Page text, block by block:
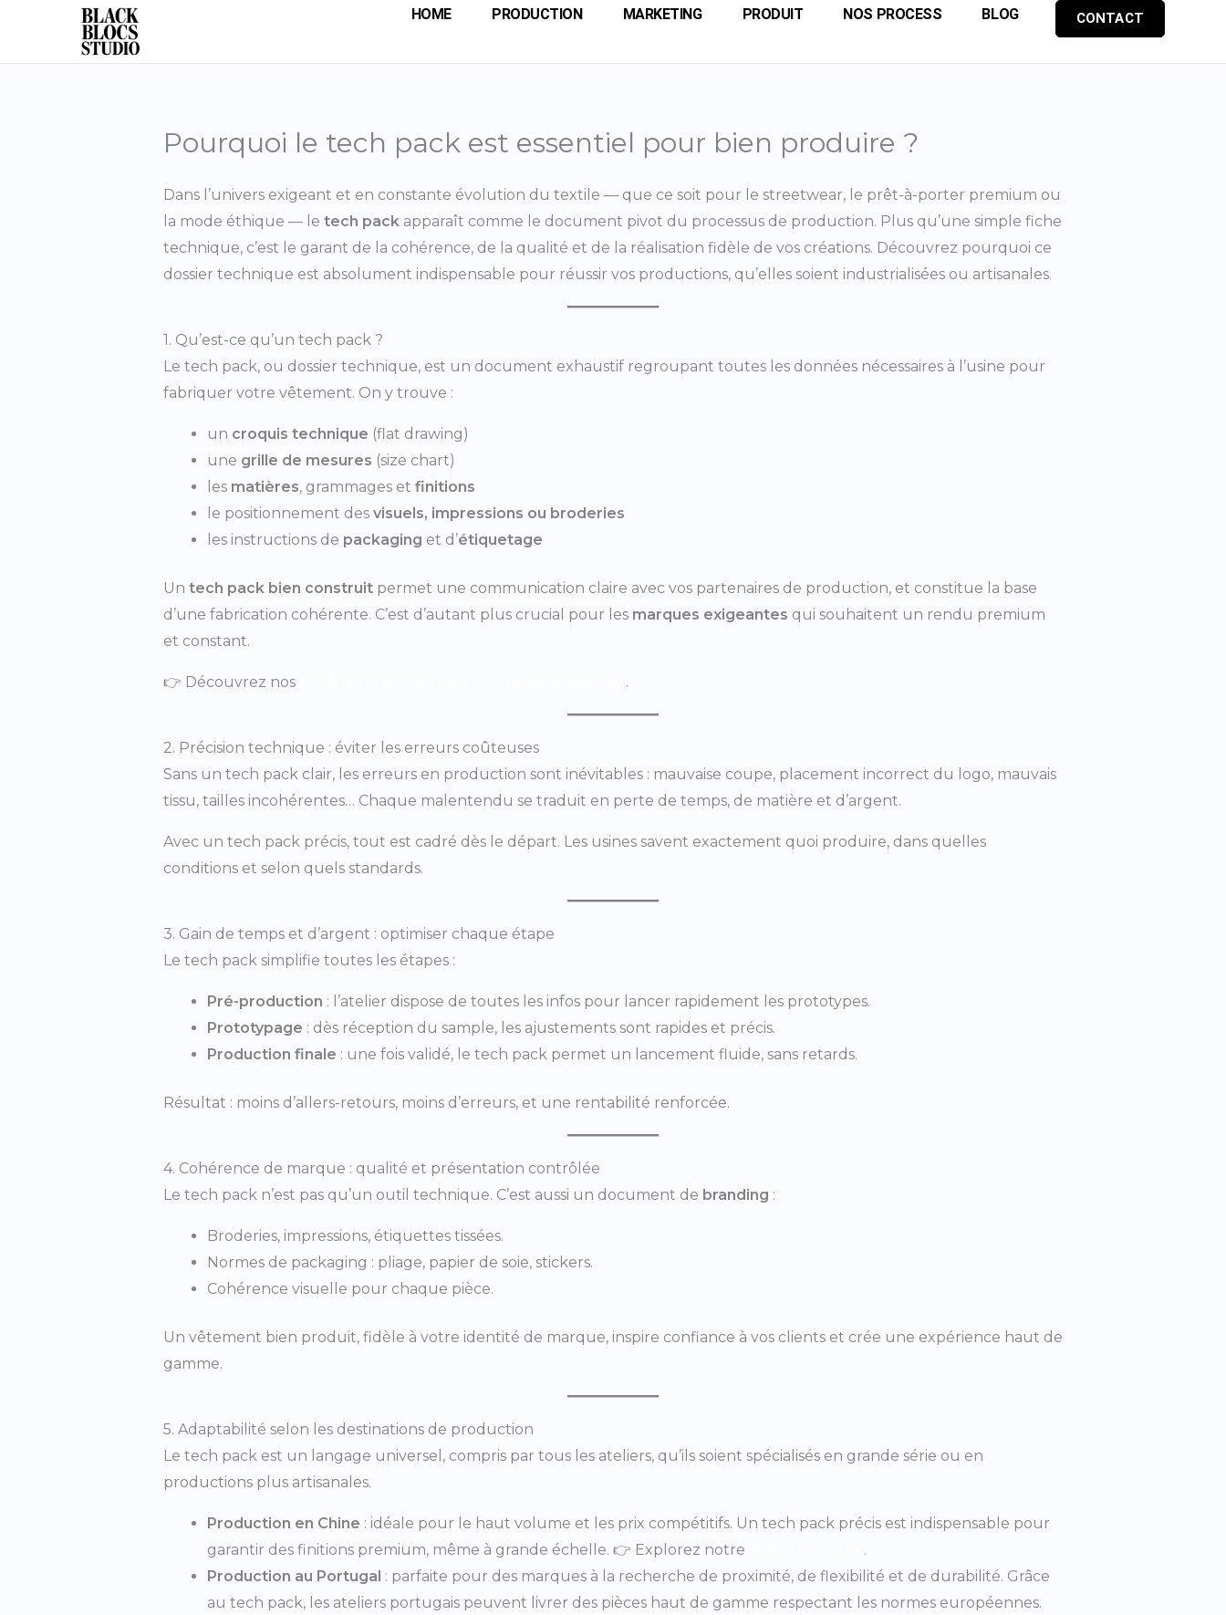
HOME PRODUCTION MARKETING PRODUIT NOS PROCESS BLOG CONTACT
Pourquoi le tech pack est essentiel pour bien produire ?
Dans l’univers exigeant et en constante évolution du textile — que ce soit pour le streetwear, le prêt-à-porter premium ou
la mode éthique — le tech packapparaît comme le document pivot du processus de production. Plus qu’une simple fiche
technique, c’est le garant de la cohérence, de la qualité et de la réalisation fidèle de vos créations. Découvrez pourquoi ce
dossier technique est absolument indispensable pour réussir vos productions, qu’elles soient industrialisées ou artisanales.
1. Qu’est-ce qu’un tech pack ?
Le tech pack, ou dossier technique, est un document exhaustif regroupant toutes les données nécessaires à l’usine pour
fabriquer votre vêtement. On y trouve :
un croquis technique (flat drawing)
une grille de mesures (size chart)
les matières, grammages et finitions
le positionnement des visuels, impressions ou broderies
les instructions de packaging et d’étiquetage
Un tech pack bien construitpermet une communication claire avec vos partenaires de production, et constitue la base
d’une fabrication cohérente. C’est d’autant plus crucial pour les marques exigeantes qui souhaitent un rendu premium
et constant.
👉 Découvrez nos .
2. Précision technique : éviter les erreurs coûteuses
Sans un tech pack clair, les erreurs en production sont inévitables : mauvaise coupe, placement incorrect du logo, mauvais
tissu, tailles incohérentes… Chaque malentendu se traduit en perte de temps, de matière et d’argent.
Avec un tech pack précis, tout est cadré dès le départ. Les usines savent exactement quoi produire, dans quelles
conditions et selon quels standards.
3. Gain de temps et d’argent : optimiser chaque étape
Le tech pack simplifie toutes les étapes :
Pré-production : l’atelier dispose de toutes les infos pour lancer rapidement les prototypes.
Prototypage : dès réception du sample, les ajustements sont rapides et précis.
Production finale : une fois validé, le tech pack permet un lancement fluide, sans retards.
Résultat : moins d’allers-retours, moins d’erreurs, et une rentabilité renforcée.
4. Cohérence de marque : qualité et présentation contrôlée
Le tech pack n’est pas qu’un outil technique. C’est aussi un document de branding :
Broderies, impressions, étiquettes tissées.
Normes de packaging : pliage, papier de soie, stickers.
Cohérence visuelle pour chaque pièce.
Un vêtement bien produit, fidèle à votre identité de marque, inspire confiance à vos clients et crée une expérience haut de
gamme.
5. Adaptabilité selon les destinations de production
Le tech pack est un langage universel, compris par tous les ateliers, qu’ils soient spécialisés en grande série ou en
productions plus artisanales.
Production en Chine : idéale pour le haut volume et les prix compétitifs. Un tech pack précis est indispensable pour
garantir des finitions premium, même à grande échelle. 👉 Explorez notre
.
Production au Portugal : parfaite pour des marques à la recherche de proximité, de flexibilité et de durabilité. Grâce
au tech pack, les ateliers portugais peuvent livrer des pièces haut de gamme respectant les normes européennes.